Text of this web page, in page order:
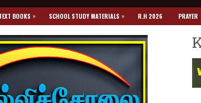
BOOKS » SCHOOL STUDY MATERIALS » R.H 2026 PRAYER